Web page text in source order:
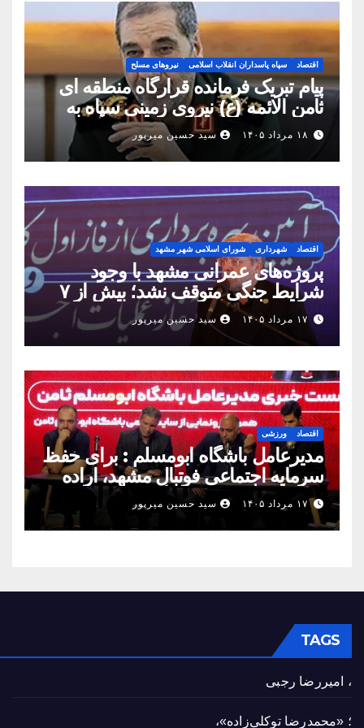
اقتصاد سپاه پاسداران انقلاب اسلامی نیروهای مسلح
پیام تبریک فرمانده قرارگاه منطقه ای
ثامن الائمه (ع) نیروی زمینی سپاه به
مناسبت روز خبرنگار
۱۸ مرداد ۱۴۰۵ سید حسین میرپور
اقتصاد شهرداری شورای اسلامی شهر مشهد
پروژه‌های عمرانی مشهد با وجود
شرایط جنگی متوقف نشد؛ بیش از ۷
همت پروژه در ۱۶۰ روز به بهره‌برداری
رسید
۱۷ مرداد ۱۴۰۵ سید حسین میرپور
اقتصاد ورزشی
مدیرعامل باشگاه ابومسلم : برای حفظ
سرمایه اجتماعی فوتبال مشهد، اراده
مشترک استان شکل بگیرد
۱۷ مرداد ۱۴۰۵ سید حسین میرپور
TAGS
، امیررضا رجبی
؛ «محمدرضا توکلی‌زاده»،